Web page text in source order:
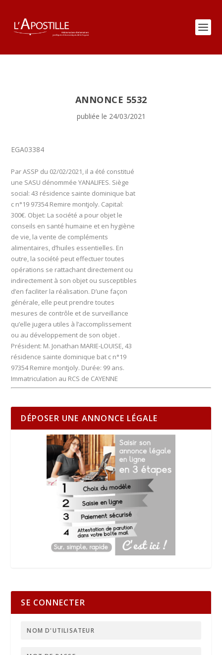
ANNONCE 5532
publiée le 24/03/2021
EGA03384
Par ASSP du 02/02/2021, il a été constitué
une SASU dénommée YANALIFES. Siège
social: 43 résidence sainte dominique bat
c n°19 97354 Remire montjoly. Capital:
300€. Objet: La société a pour objet le
conseils en santé humaine et en hygiène
de vie, la vente de compléments
alimentaires, d’huiles essentielles. En
outre, la société peut effectuer toutes
opérations se rattachant directement ou
indirectement à son objet ou susceptibles
d’en faciliter la réalisation. D’une façon
générale, elle peut prendre toutes
mesures de contrôle et de surveillance
qu’elle jugera utiles à l’accomplissement
ou au développement de son objet .
Président: M. Jonathan MARIE-LOUISE, 43
résidence sainte dominique bat c n°19
97354 Remire montjoly. Durée: 99 ans.
Immatriculation au RCS de CAYENNE
DÉPOSER UNE ANNONCE LÉGALE
SE CONNECTER